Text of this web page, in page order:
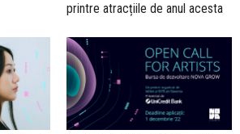
printre atracțiile de anul acesta